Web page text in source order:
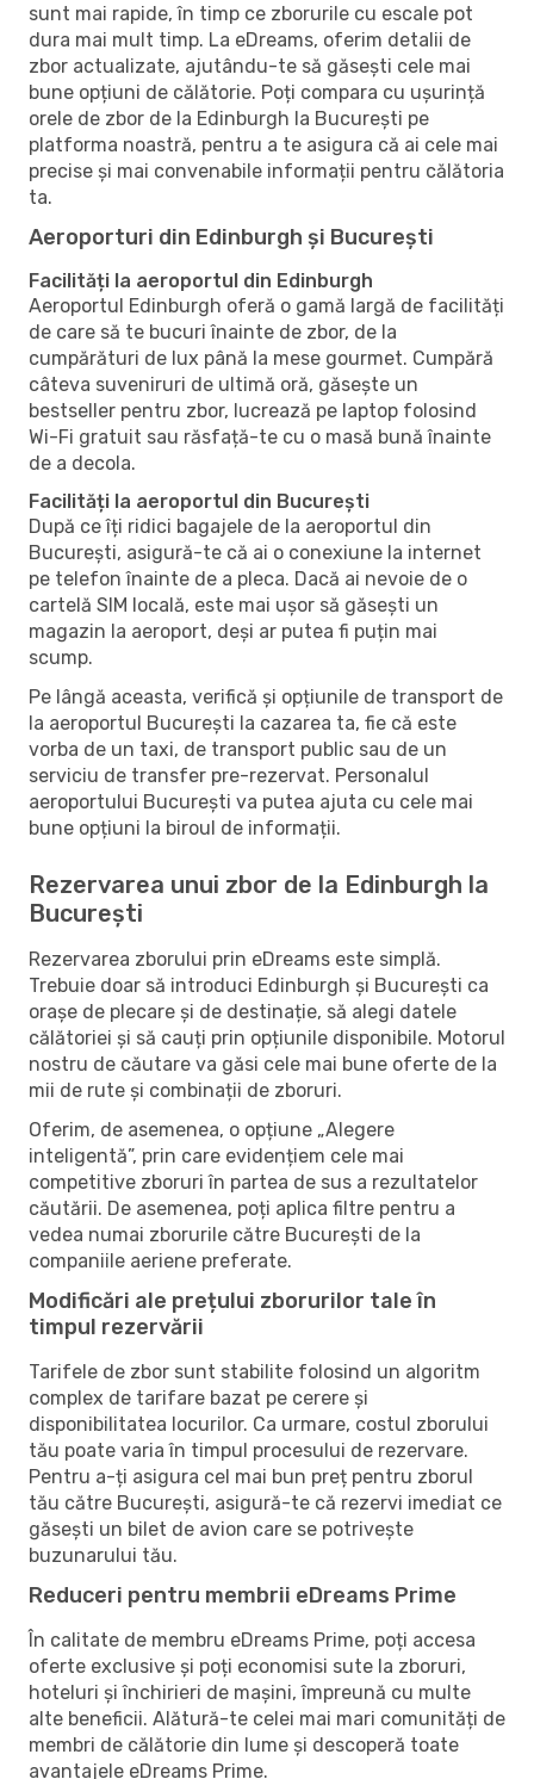
sunt mai rapide, în timp ce zborurile cu escale pot
dura mai mult timp. La eDreams, oferim detalii de
zbor actualizate, ajutându-te să găsești cele mai
bune opțiuni de călătorie. Poți compara cu ușurință
orele de zbor de la Edinburgh la București pe
platforma noastră, pentru a te asigura că ai cele mai
precise și mai convenabile informații pentru călătoria
ta.
Aeroporturi din Edinburgh și București
Facilități la aeroportul din Edinburgh
Aeroportul Edinburgh oferă o gamă largă de facilități
de care să te bucuri înainte de zbor, de la
cumpărături de lux până la mese gourmet. Cumpără
câteva suveniruri de ultimă oră, găsește un
bestseller pentru zbor, lucrează pe laptop folosind
Wi-Fi gratuit sau răsfață-te cu o masă bună înainte
de a decola.
Facilități la aeroportul din București
După ce îți ridici bagajele de la aeroportul din
București, asigură-te că ai o conexiune la internet
pe telefon înainte de a pleca. Dacă ai nevoie de o
cartelă SIM locală, este mai ușor să găsești un
magazin la aeroport, deși ar putea fi puțin mai
scump.
Pe lângă aceasta, verifică și opțiunile de transport de
la aeroportul București la cazarea ta, fie că este
vorba de un taxi, de transport public sau de un
serviciu de transfer pre-rezervat. Personalul
aeroportului București va putea ajuta cu cele mai
bune opțiuni la biroul de informații.
Rezervarea unui zbor de la Edinburgh la
București
Rezervarea zborului prin eDreams este simplă.
Trebuie doar să introduci Edinburgh și București ca
orașe de plecare și de destinație, să alegi datele
călătoriei și să cauți prin opțiunile disponibile. Motorul
nostru de căutare va găsi cele mai bune oferte de la
mii de rute și combinații de zboruri.
Oferim, de asemenea, o opțiune „Alegere
inteligentă”, prin care evidențiem cele mai
competitive zboruri în partea de sus a rezultatelor
căutării. De asemenea, poți aplica filtre pentru a
vedea numai zborurile către București de la
companiile aeriene preferate.
Modificări ale prețului zborurilor tale în
timpul rezervării
Tarifele de zbor sunt stabilite folosind un algoritm
complex de tarifare bazat pe cerere și
disponibilitatea locurilor. Ca urmare, costul zborului
tău poate varia în timpul procesului de rezervare.
Pentru a-ți asigura cel mai bun preț pentru zborul
tău către București, asigură-te că rezervi imediat ce
găsești un bilet de avion care se potrivește
buzunarului tău.
Reduceri pentru membrii eDreams Prime
În calitate de membru eDreams Prime, poți accesa
oferte exclusive și poți economisi sute la zboruri,
hoteluri și închirieri de mașini, împreună cu multe
alte beneficii. Alătură-te celei mai mari comunități de
membri de călătorie din lume și descoperă toate
avantajele eDreams Prime.